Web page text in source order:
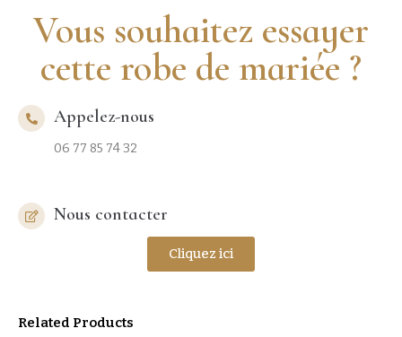
Vous souhaitez essayer
cette robe de mariée ?
Appelez-nous
06 77 85 74 32
Nous contacter
Cliquez ici
Related Products